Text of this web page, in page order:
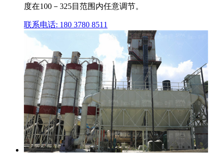
度在100－325目范围内任意调节。
联系电话: 180 3780 8511